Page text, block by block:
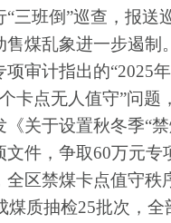
“三班倒”巡查，报送
售煤乱象进一步遏制。
项审计指出的“2025
卡点无人值守”问题
关于设置秋冬季“
文件，争取60万元专
全区禁煤卡点值守秩
煤质抽检25批次 ， 全